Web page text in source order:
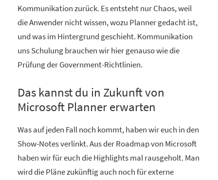
Kommunikation zurück. Es entsteht nur Chaos, weil
die Anwender nicht wissen, wozu Planner gedacht ist,
und was im Hintergrund geschieht. Kommunikation
uns Schulung brauchen wir hier genauso wie die
Prüfung der Government-Richtlinien.
Das kannst du in Zukunft von
Microsoft Planner erwarten
Was auf jeden Fall noch kommt, haben wir euch in den
Show-Notes verlinkt. Aus der Roadmap von Microsoft
haben wir für euch die Highlights mal rausgeholt. Man
wird die Pläne zukünftig auch noch für externe